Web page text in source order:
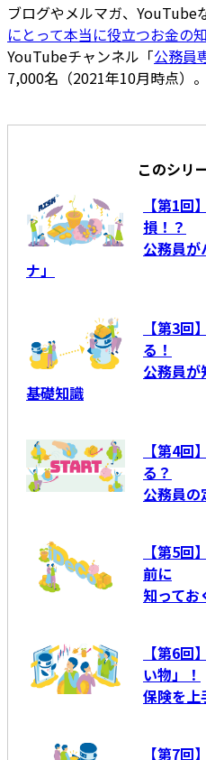
ブログやメルマガ、YouTube
にとって本当に役立つお金の
YouTubeチャンネル「公務員
7,000名（2021年10月時点）。
このシリ
【第1回
損！？
公務員が
ナ」
【第3回
る！
公務員が
基礎知識
【第4回
る？
公務員の
【第5回
前に
知ってお
【第6回
い物」！
保険を上
【第7回